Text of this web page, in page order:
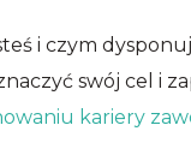
i czym
swój cel i
kariery